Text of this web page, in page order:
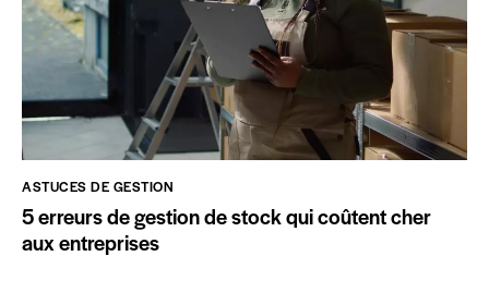
ASTUCES DE GESTION
5 erreurs de gestion de stock qui coûtent cher
aux entreprises